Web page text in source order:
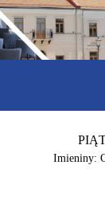
Imieniny: